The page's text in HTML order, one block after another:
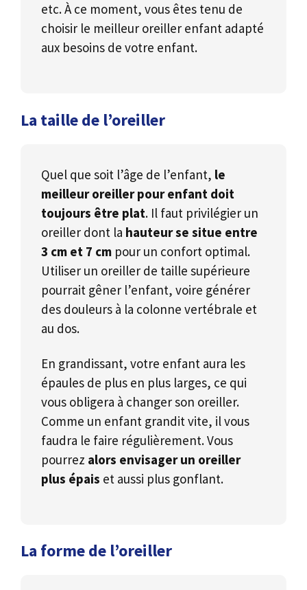
etc. À ce moment, vous êtes tenu de
choisir le meilleur oreiller enfant adapté
aux besoins de votre enfant.
La taille de l’oreiller
Quel que soit l’âge de l’enfant, le
meilleur oreiller pour enfant doit
toujours être plat. Il faut privilégier un
oreiller dont la hauteur se situe entre
3 cm et 7 cm pour un confort optimal.
Utiliser un oreiller de taille supérieure
pourrait gêner l’enfant, voire générer
des douleurs à la colonne vertébrale et
au dos.
En grandissant, votre enfant aura les
épaules de plus en plus larges, ce qui
vous obligera à changer son oreiller.
Comme un enfant grandit vite, il vous
faudra le faire régulièrement. Vous
pourrez alors envisager un oreiller
plus épais et aussi plus gonflant.
La forme de l’oreiller